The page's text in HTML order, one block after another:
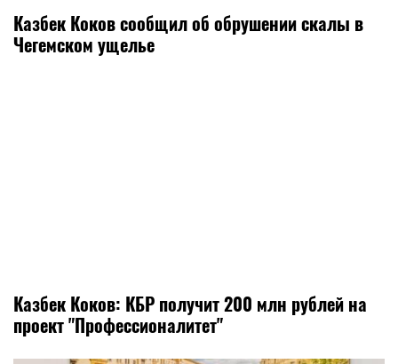
Казбек Коков сообщил об обрушении скалы в
Чегемском ущелье
Казбек Коков: КБР получит 200 млн рублей на
проект "Профессионалитет"